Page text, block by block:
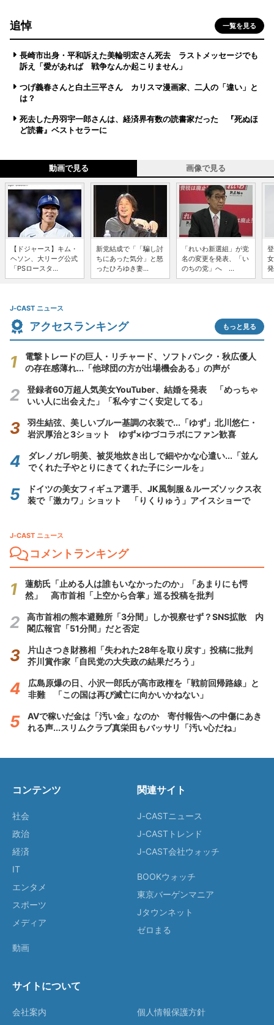
追悼 一覧を見る
長崎市出身・平和訴えた美輪明宏さん死去 ラストメッセージでも
訴え「愛があれば 戦争なんか起こりません」
つげ義春さんと白土三平さん カリスマ漫画家、二人の「違い」と
は？
死去した丹羽宇一郎さんは、経済界有数の読書家だった 『死ぬほ
ど読書』ベストセラーに
動画で見る 画像で見る
【ドジャース】キム・
ヘソン、大リーグ公式
「PSロースタ...
新党結成で「「騙し討
ちにあった気分」と怒
ったひろゆき妻...
「れいわ新選組」が党
名の変更を発表、「い
のちの党」へ ...
J-CAST ニュース
アクセスランキング もっと見る
電撃トレードの巨人・リチャード、ソフトバンク・秋広優人
の存在感薄れ...「他球団の方が出場機会ある」の声が
登録者60万超人気美女YouTuber、結婚を発表 「めっちゃ
いい人に出会えた」「私今すごく安定してる」
羽生結弦、美しいブルー基調の衣装で...「ゆず」北川悠仁・
岩沢厚治と3ショット ゆず×ゆづコラボにファン歓喜
ダレノガレ明美、被災地炊き出しで細やかな心遣い...「並ん
でくれた子やとりにきてくれた子にシールを」
ドイツの美女フィギュア選手、JK風制服＆ルーズソックス衣
装で「激カワ」ショット 「りくりゅう」アイスショーで
J-CAST ニュース
コメントランキング
蓮舫氏「止める人は誰もいなかったのか」「あまりにも愕
然」 高市首相「上空から合掌」巡る投稿を批判
高市首相の熊本避難所「3分間」しか視察せず？SNS拡散 内
閣広報官「51分間」だと否定
片山さつき財務相「失われた28年を取り戻す」投稿に批判
芥川賞作家「自民党の大失政の結果だろう」
広島原爆の日、小沢一郎氏が高市政権を「戦前回帰路線」と
非難 「この国は再び滅亡に向かいかねない」
AVで稼いだ金は「汚い金」なのか 寄付報告への中傷にあき
れる声...スリムクラブ真栄田もバッサリ「汚い心だね」
コンテンツ
社会
政治
経済
IT
エンタメ
スポーツ
メディア
動画
関連サイト
J-CASTニュース
J-CASTトレンド
J-CAST会社ウォッチ
BOOKウォッチ
東京バーゲンマニア
Jタウンネット
ゼロまる
サイトについて
会社案内
個人情報保護方針